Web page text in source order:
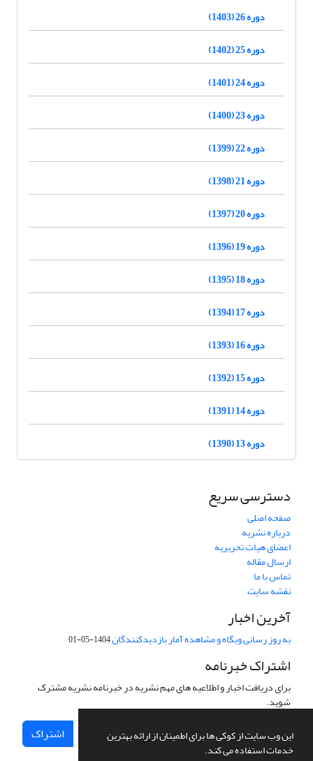
این وب سایت از کوکی ها برای اطمینان از ارائه بهترین
خدمات استفاده می کند.
دوره 26 (1403)
دوره 25 (1402)
دوره 24 (1401)
دوره 23 (1400)
دوره 22 (1399)
دوره 21 (1398)
دوره 20 (1397)
دوره 19 (1396)
دوره 18 (1395)
دوره 17 (1394)
دوره 16 (1393)
دوره 15 (1392)
دوره 14 (1391)
دوره 13 (1390)
دسترسی سریع
صفحه اصلی
درباره نشریه
اعضای هیات تحریریه
ارسال مقاله
تماس با ما
نقشه سایت
آخرین اخبار
به روز رسانی وبگاه و مشاهده آمار بازدیدکنندگان1404-05-01
اشتراک خبرنامه
برای دریافت اخبار و اطلاعیه های مهم نشریه در خبرنامه نشریه مشترک
شوید.
اشتراک